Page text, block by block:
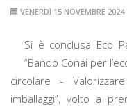
VENERDÌ 15 NOVEMBRE 2024
Si è conclusa Eco
“Bando Conai per
circolare -
imballaggi”, volto a